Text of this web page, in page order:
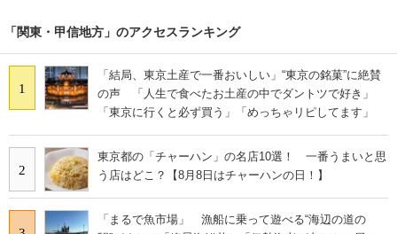
「関東・甲信地方」のアクセスランキング
1
「結局、東京土産で一番おいしい」“東京の銘菓”に絶賛
の声 「人生で食べたお土産の中でダントツで好き」
「東京に行くと必ず買う」「めっちゃリピしてます」
2
東京都の「チャーハン」の名店10選！ 一番うまいと思
う店はどこ？【8月8日はチャーハンの日！】
「まるで魚市場」 漁船に乗って遊べる“海辺の道の